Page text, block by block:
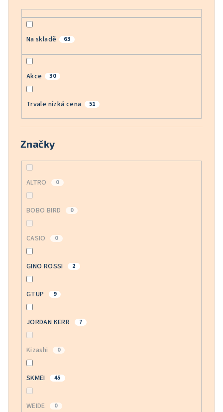
Na skladě 63
Akce 30
Trvale nízká cena 51
Značky
ALTRO 0
BOBO BIRD 0
CASIO 0
GINO ROSSI 2
GTUP 9
JORDAN KERR 7
Kizashi 0
SKMEI 45
WEIDE 0